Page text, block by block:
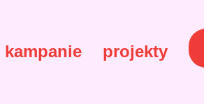
kampanie projekty